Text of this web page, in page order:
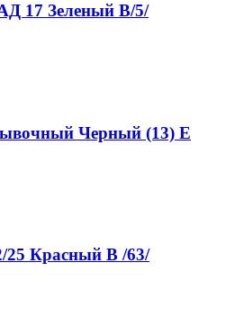
17 Зеленый В/5/
Черный (13) E
25 Красный В /63/